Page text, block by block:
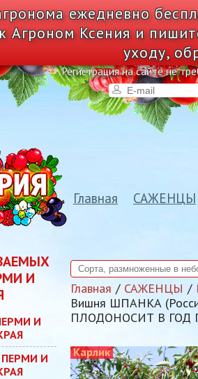
ежедневно
Агроном Ксения и
уходу,
Регистрация на сайте не
Главная САЖЕНЦЫ
И
И
И
Главная САЖЕНЦЫ
Вишня ШПАНКА
ПЛОДОНОСИТ В ГОД
Карлик